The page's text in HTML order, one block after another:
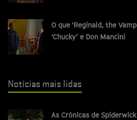
O que 'Reginald, the
‘Chucky’ e Don Mancini
Notícias mais lidas
As Crónicas de Spiderwick